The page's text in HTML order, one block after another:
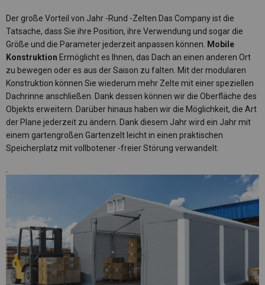
Der große Vorteil von Jahr -Rund -Zelten Das Company ist die
Tatsache, dass Sie ihre Position, ihre Verwendung und sogar die
Größe und die Parameter jederzeit anpassen können.
Mobile
Konstruktion Ermöglicht es Ihnen, das Dach an einen anderen Ort
zu bewegen oder es aus der Saison zu falten. Mit der modularen
Konstruktion können Sie wiederum mehr Zelte mit einer speziellen
Dachrinne anschließen. Dank dessen können wir die Oberfläche des
Objekts erweitern. Darüber hinaus haben wir die Möglichkeit, die Art
der Plane jederzeit zu ändern. Dank diesem Jahr wird ein Jahr mit
einem gartengroßen Gartenzelt leicht in einen praktischen
Speicherplatz mit vollbotener -freier Störung verwandelt.
.